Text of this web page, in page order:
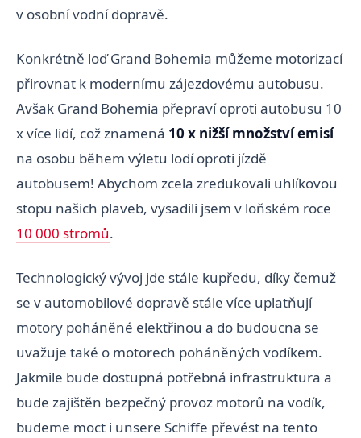
v osobní vodní dopravě.
Konkrétně loď Grand Bohemia můžeme motorizací
přirovnat k modernímu zájezdovému autobusu.
Avšak Grand Bohemia přepraví oproti autobusu 10
x více lidí, což znamená 10 x nižší množství emisí
na osobu během výletu lodí oproti jízdě
autobusem! Abychom zcela zredukovali uhlíkovou
stopu našich plaveb, vysadili jsem v loňském roce
10 000 stromů.
Technologický vývoj jde stále kupředu, díky čemuž
se v automobilové dopravě stále více uplatňují
motory poháněné elektřinou a do budoucna se
uvažuje také o motorech poháněných vodíkem.
Jakmile bude dostupná potřebná infrastruktura a
bude zajištěn bezpečný provoz motorů na vodík,
budeme moct i unsere Schiffe převést na tento